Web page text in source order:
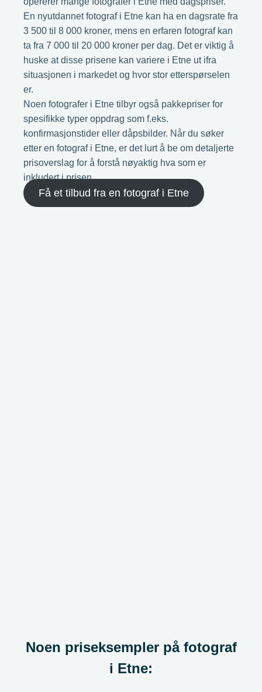
En nyutdannet fotograf i Etne kan ha en dagsrate fra
3 500 til 8 000 kroner, mens en erfaren fotograf kan
ta fra 7 000 til 20 000 kroner per dag. Det er viktig å
huske at disse prisene kan variere i Etne ut ifra
situasjonen i markedet og hvor stor etterspørselen
er.
Noen fotografer i Etne tilbyr også pakkepriser for
spesifikke typer oppdrag som f.eks.
konfirmasjonstider eller dåpsbilder. Når du søker
etter en fotograf i Etne, er det lurt å be om detaljerte
prisoverslag for å forstå nøyaktig hva som er
inkludert i prisen.
Få et tilbud fra en fotograf i Etne
Noen priseksempler på fotograf
i Etne: